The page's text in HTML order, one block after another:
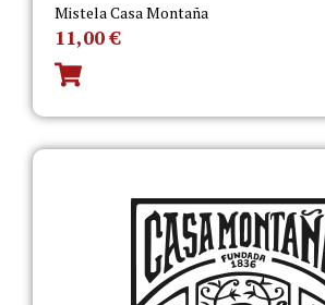
Mistela Casa Montaña
11,00€